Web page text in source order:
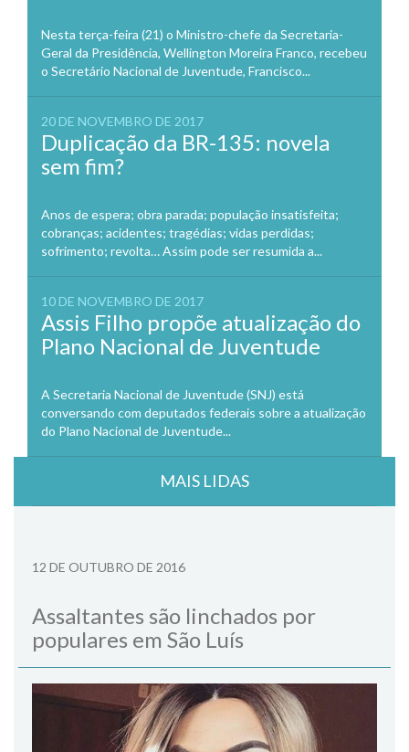
Nesta terça-feira (21) o Ministro-chefe da Secretaria-
Geral da Presidência, Wellington Moreira Franco, recebeu
o Secretário Nacional de Juventude, Francisco...
20 DE NOVEMBRO DE 2017
Duplicação da BR-135: novela
sem fim?
Anos de espera; obra parada; população insatisfeita;
cobranças; acidentes; tragédias; vidas perdidas;
sofrimento; revolta… Assim pode ser resumida a...
10 DE NOVEMBRO DE 2017
Assis Filho propõe atualização do
Plano Nacional de Juventude
A Secretaria Nacional de Juventude (SNJ) está
conversando com deputados federais sobre a atualização
do Plano Nacional de Juventude...
MAIS LIDAS
12 DE OUTUBRO DE 2016
Assaltantes são linchados por
populares em São Luís